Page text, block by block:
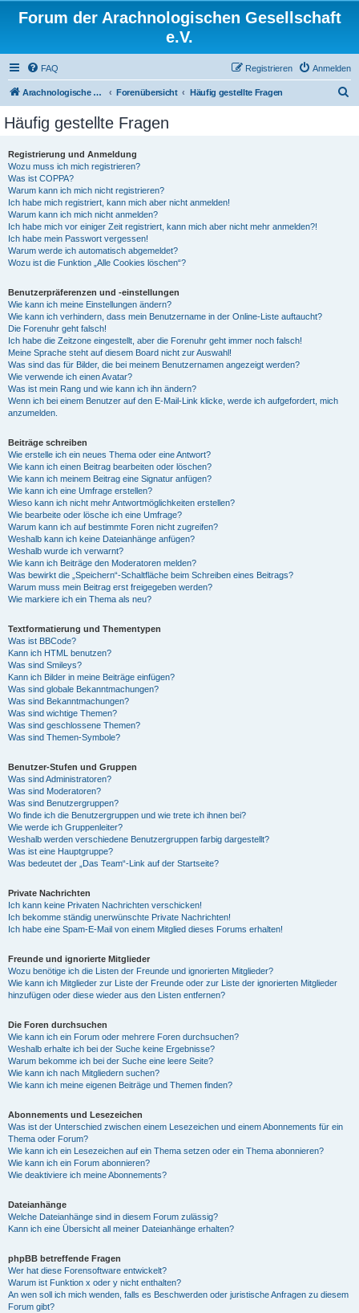
Forum der Arachnologischen Gesellschaft
e.V.
FAQ Anmelden
Registrieren
Arachnologische Gesellschaft e. V. Forenübersicht Häufig gestellte Fragen
Häufig gestellte Fragen
Registrierung und Anmeldung
Wozu muss ich mich registrieren?
Was ist COPPA?
Warum kann ich mich nicht registrieren?
Ich habe mich registriert, kann mich aber nicht anmelden!
Warum kann ich mich nicht anmelden?
Ich habe mich vor einiger Zeit registriert, kann mich aber nicht mehr anmelden?!
Ich habe mein Passwort vergessen!
Warum werde ich automatisch abgemeldet?
Wozu ist die Funktion „Alle Cookies löschen“?
Benutzerpräferenzen und -einstellungen
Wie kann ich meine Einstellungen ändern?
Wie kann ich verhindern, dass mein Benutzername in der Online-Liste auftaucht?
Die Forenuhr geht falsch!
Ich habe die Zeitzone eingestellt, aber die Forenuhr geht immer noch falsch!
Meine Sprache steht auf diesem Board nicht zur Auswahl!
Was sind das für Bilder, die bei meinem Benutzernamen angezeigt werden?
Wie verwende ich einen Avatar?
Was ist mein Rang und wie kann ich ihn ändern?
Wenn ich bei einem Benutzer auf den E-Mail-Link klicke, werde ich aufgefordert, mich
anzumelden.
Beiträge schreiben
Wie erstelle ich ein neues Thema oder eine Antwort?
Wie kann ich einen Beitrag bearbeiten oder löschen?
Wie kann ich meinem Beitrag eine Signatur anfügen?
Wie kann ich eine Umfrage erstellen?
Wieso kann ich nicht mehr Antwortmöglichkeiten erstellen?
Wie bearbeite oder lösche ich eine Umfrage?
Warum kann ich auf bestimmte Foren nicht zugreifen?
Weshalb kann ich keine Dateianhänge anfügen?
Weshalb wurde ich verwarnt?
Wie kann ich Beiträge den Moderatoren melden?
Was bewirkt die „Speichern“-Schaltfläche beim Schreiben eines Beitrags?
Warum muss mein Beitrag erst freigegeben werden?
Wie markiere ich ein Thema als neu?
Textformatierung und Thementypen
Was ist BBCode?
Kann ich HTML benutzen?
Was sind Smileys?
Kann ich Bilder in meine Beiträge einfügen?
Was sind globale Bekanntmachungen?
Was sind Bekanntmachungen?
Was sind wichtige Themen?
Was sind geschlossene Themen?
Was sind Themen-Symbole?
Benutzer-Stufen und Gruppen
Was sind Administratoren?
Was sind Moderatoren?
Was sind Benutzergruppen?
Wo finde ich die Benutzergruppen und wie trete ich ihnen bei?
Wie werde ich Gruppenleiter?
Weshalb werden verschiedene Benutzergruppen farbig dargestellt?
Was ist eine Hauptgruppe?
Was bedeutet der „Das Team“-Link auf der Startseite?
Private Nachrichten
Ich kann keine Privaten Nachrichten verschicken!
Ich bekomme ständig unerwünschte Private Nachrichten!
Ich habe eine Spam-E-Mail von einem Mitglied dieses Forums erhalten!
Freunde und ignorierte Mitglieder
Wozu benötige ich die Listen der Freunde und ignorierten Mitglieder?
Wie kann ich Mitglieder zur Liste der Freunde oder zur Liste der ignorierten Mitglieder
hinzufügen oder diese wieder aus den Listen entfernen?
Die Foren durchsuchen
Wie kann ich ein Forum oder mehrere Foren durchsuchen?
Weshalb erhalte ich bei der Suche keine Ergebnisse?
Warum bekomme ich bei der Suche eine leere Seite?
Wie kann ich nach Mitgliedern suchen?
Wie kann ich meine eigenen Beiträge und Themen finden?
Abonnements und Lesezeichen
Was ist der Unterschied zwischen einem Lesezeichen und einem Abonnements für ein
Thema oder Forum?
Wie kann ich ein Lesezeichen auf ein Thema setzen oder ein Thema abonnieren?
Wie kann ich ein Forum abonnieren?
Wie deaktiviere ich meine Abonnements?
Dateianhänge
Welche Dateianhänge sind in diesem Forum zulässig?
Kann ich eine Übersicht all meiner Dateianhänge erhalten?
phpBB betreffende Fragen
Wer hat diese Forensoftware entwickelt?
Warum ist Funktion x oder y nicht enthalten?
An wen soll ich mich wenden, falls es Beschwerden oder juristische Anfragen zu diesem
Forum gibt?